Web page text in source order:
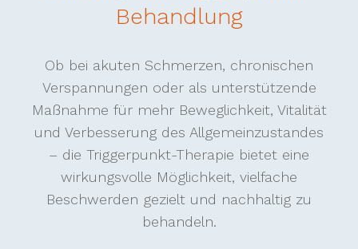
Behandlung
Ob bei akuten Schmerzen, chronischen
Verspannungen oder als unterstützende
Maßnahme für mehr Beweglichkeit, Vitalität
und Verbesserung des Allgemeinzustandes
– die Triggerpunkt-Therapie bietet eine
wirkungsvolle Möglichkeit, vielfache
Beschwerden gezielt und nachhaltig zu
behandeln.